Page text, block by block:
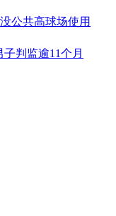
公共高球场使用
判监逾11个月